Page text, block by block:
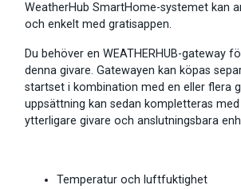
WeatherHub SmartHome-systemet kan
och enkelt med gratisappen.
Du behöver en WEATHERHUB-gateway
denna givare. Gatewayen kan köpas
startset i kombination med en eller flera
uppsättning kan sedan kompletteras
ytterligare givare och anslutningsbara
Temperatur och luftfuktighet